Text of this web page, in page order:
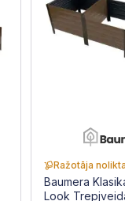
Ražotāja
Baumera
Look